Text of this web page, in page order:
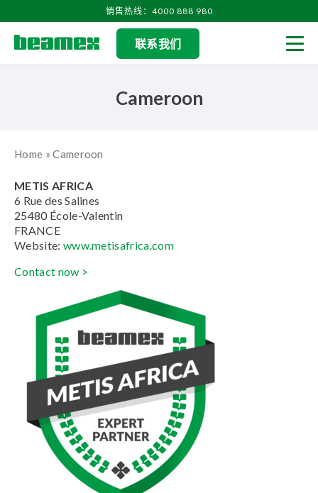
销售热线：4000 888 980
联系我们
Cameroon
Home »Cameroon
METIS AFRICA
6 Rue des Salines
25480 École-Valentin
FRANCE
Website: www.metisafrica.com
Contact now >